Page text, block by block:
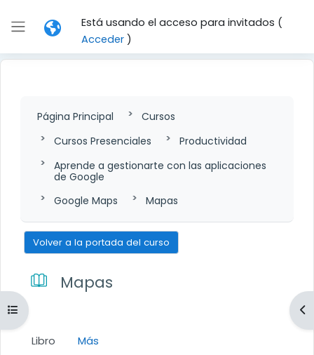
Panel lateral
Está usando el acceso para invitados (
Acceder)
Abrir índice del curso
Página Principal
Cursos
Cursos Presenciales
Productividad
Aprende a gestionarte con las aplicaciones
de Google
Google Maps
Mapas
Volver a la portada del curso
Mapas
Libro Más